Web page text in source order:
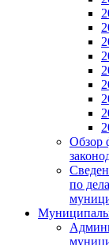
Обзор
по